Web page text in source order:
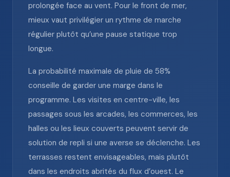
prolongée face au vent. Pour le front de mer,
mieux vaut privilégier un rythme de marche
régulier plutôt qu’une pause statique trop
longue.
La probabilité maximale de pluie de 58%
conseille de garder une marge dans le
programme. Les visites en centre-ville, les
passages sous les arcades, les commerces, les
halles ou les lieux couverts peuvent servir de
solution de repli si une averse se déclenche. Les
terrasses restent envisageables, mais plutôt
dans les endroits abrités du flux d’ouest. Le